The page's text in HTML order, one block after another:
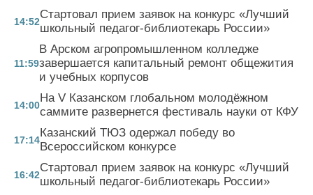
14:52
Стартовал прием заявок на конкурс «Лучший
школьный педагог-библиотекарь России»
11:59
В Арском агропромышленном колледже
завершается капитальный ремонт общежития
и учебных корпусов
14:00
На V Казанском глобальном молодёжном
саммите развернется фестиваль науки от КФУ
17:14
Казанский ТЮЗ одержал победу во
Всероссийском конкурсе
16:42
Стартовал прием заявок на конкурс «Лучший
школьный педагог-библиотекарь России»